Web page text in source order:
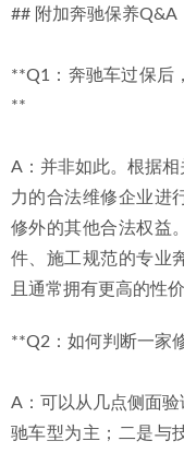
## 附加奔驰保养Q&A
**Q1：奔驰车过保后
**
A：并非如此。根据
力的合法维修企业进
修外的其他合法权益
件、施工规范的专业
且通常拥有更高的性价
**Q2：如何判断一家
A：可以从几点侧面
驰车型为主；二是与